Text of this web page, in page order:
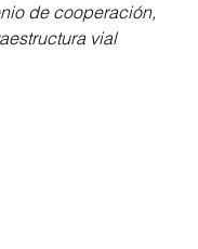
de cooperación,
vial